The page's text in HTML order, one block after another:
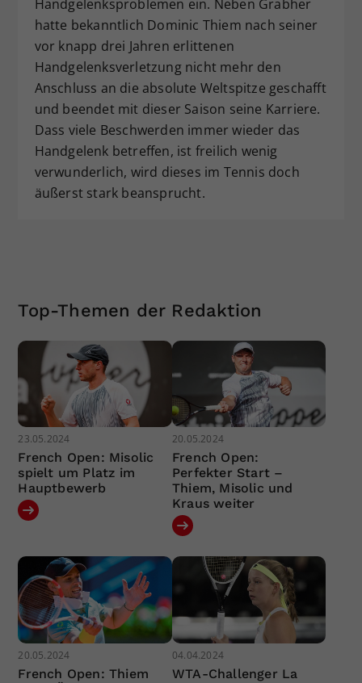
Handgelenksproblemen ein. Neben Grabher
hatte bekanntlich Dominic Thiem nach seiner
vor knapp drei Jahren erlittenen
Handgelenksverletzung nicht mehr den
Anschluss an die absolute Weltspitze geschafft
und beendet mit dieser Saison seine Karriere.
Dass viele Beschwerden immer wieder das
Handgelenk betreffen, ist freilich wenig
verwunderlich, wird dieses im Tennis doch
äußerst stark beansprucht.
Top-Themen der Redaktion
23.05.2024
French Open: Misolic
spielt um Platz im
Hauptbewerb
20.05.2024
French Open:
Perfekter Start –
Thiem, Misolic und
Kraus weiter
20.05.2024
French Open: Thiem
04.04.2024
WTA-Challenger La